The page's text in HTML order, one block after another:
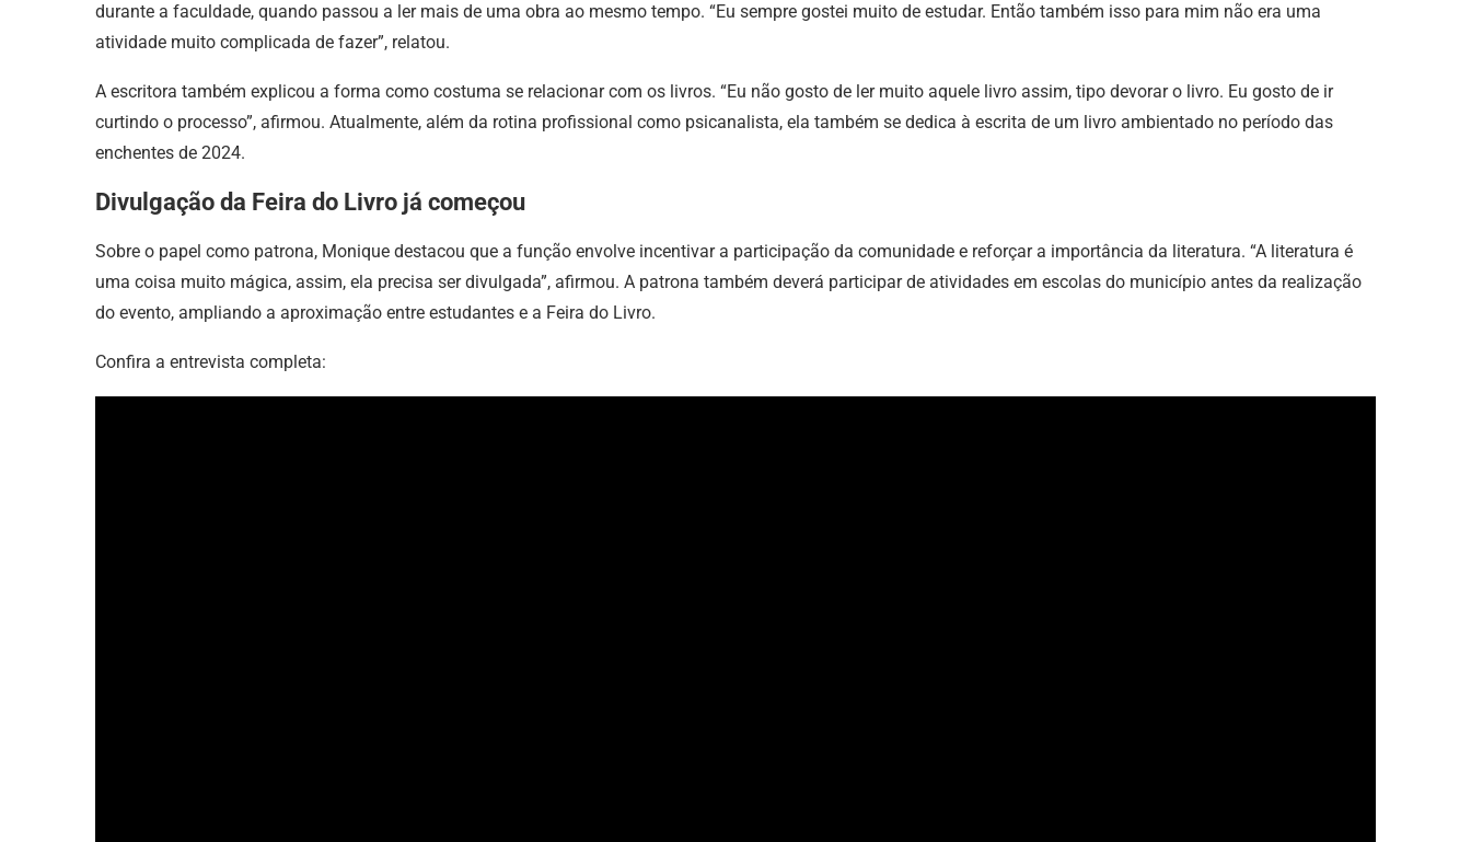
durante a faculdade, quando passou a ler mais de uma obra ao mesmo tempo. “Eu sempre gostei muito de estudar. Então também isso para mim não era uma
atividade muito complicada de fazer”, relatou.
A escritora também explicou a forma como costuma se relacionar com os livros. “Eu não gosto de ler muito aquele livro assim, tipo devorar o livro. Eu gosto de ir
curtindo o processo”, afirmou. Atualmente, além da rotina profissional como psicanalista, ela também se dedica à escrita de um livro ambientado no período das
enchentes de 2024.
Divulgação da Feira do Livro já começou
Sobre o papel como patrona, Monique destacou que a função envolve incentivar a participação da comunidade e reforçar a importância da literatura. “A literatura é
uma coisa muito mágica, assim, ela precisa ser divulgada”, afirmou. A patrona também deverá participar de atividades em escolas do município antes da realização
do evento, ampliando a aproximação entre estudantes e a Feira do Livro.
Confira a entrevista completa: